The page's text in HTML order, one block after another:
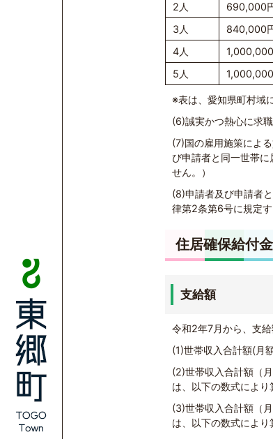
2人
690,000
3人
840,000
4人
5人
※表は、愛知県町村域
(6)誠実かつ熱心に求職
(7)国の雇用施策によ
び申請者と同一世帯
せん。）
(8)申請者及び申請者
律第2条第6号に規定す
住居確保給付
支給額
令和2年7月から、支給
(1)世帯収入合計額(月
(2)世帯収入合計額（
は、以下の数式により
(3)世帯収入合計額（
は、以下の数式により